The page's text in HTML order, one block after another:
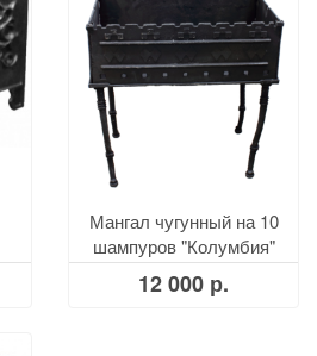
Мангал чугунный на 10
шампуров "Колумбия"
12 000 р.